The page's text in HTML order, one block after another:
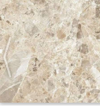
Previous